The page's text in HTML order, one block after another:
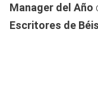
Manager del Año
Escritores de